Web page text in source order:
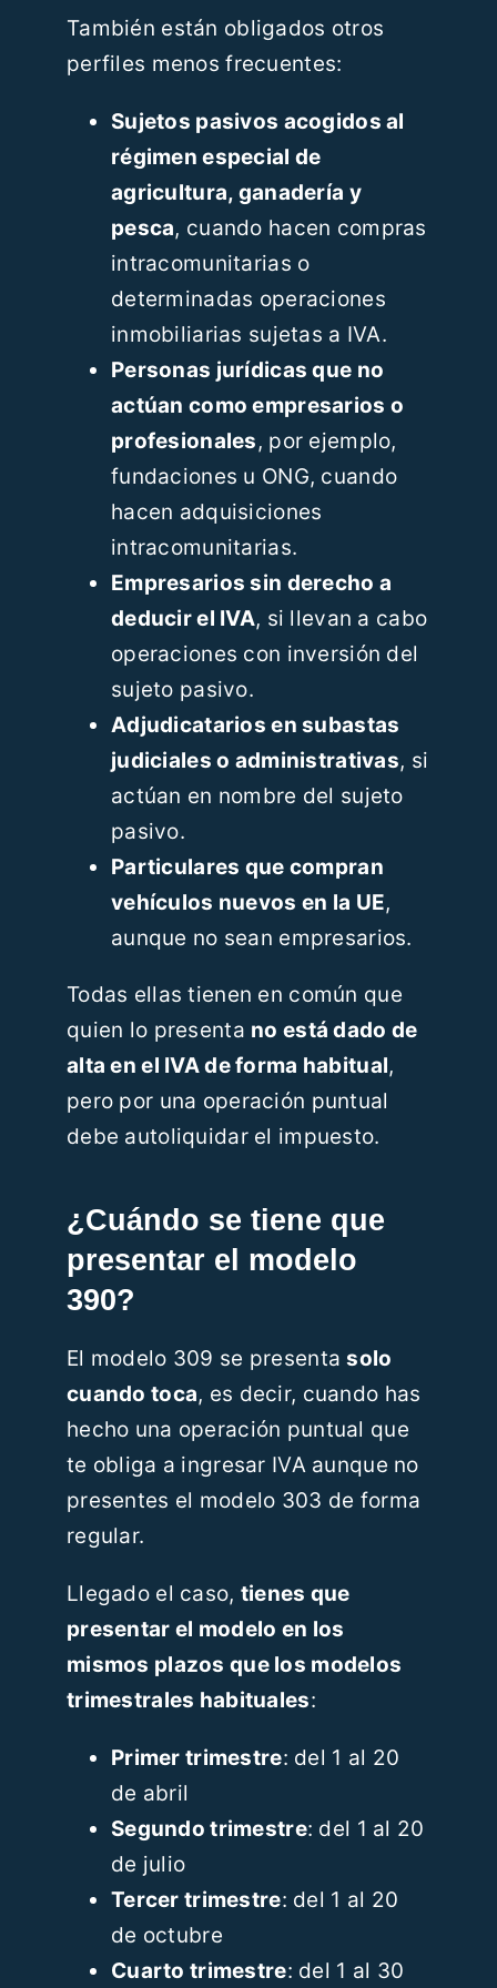
También están obligados otros
perfiles menos frecuentes:
Sujetos pasivos acogidos al
régimen especial de
agricultura, ganadería y
pesca, cuando hacen compras
intracomunitarias o
determinadas operaciones
inmobiliarias sujetas a IVA.
Personas jurídicas que no
actúan como empresarios o
profesionales, por ejemplo,
fundaciones u ONG, cuando
hacen adquisiciones
intracomunitarias.
Empresarios sin derecho a
deducir el IVA, si llevan a cabo
operaciones con inversión del
sujeto pasivo.
Adjudicatarios en subastas
judiciales o administrativas, si
actúan en nombre del sujeto
pasivo.
Particulares que compran
vehículos nuevos en la UE,
aunque no sean empresarios.
Todas ellas tienen en común que
quien lo presenta no está dado de
alta en el IVA de forma habitual,
pero por una operación puntual
debe autoliquidar el impuesto.
¿Cuándo se tiene que
presentar el modelo
390?
El modelo 309 se presentasolo
cuando toca, es decir, cuando has
hecho una operación puntual que
te obliga a ingresar IVA aunque no
presentes el modelo 303 de forma
regular.
Llegado el caso, tienes que
presentar el modelo en los
mismos plazos que los modelos
trimestrales habituales:
Primer trimestre: del 1 al 20
de abril
Segundo trimestre: del 1 al 20
de julio
Tercer trimestre: del 1 al 20
de octubre
Cuarto trimestre: del 1 al 30